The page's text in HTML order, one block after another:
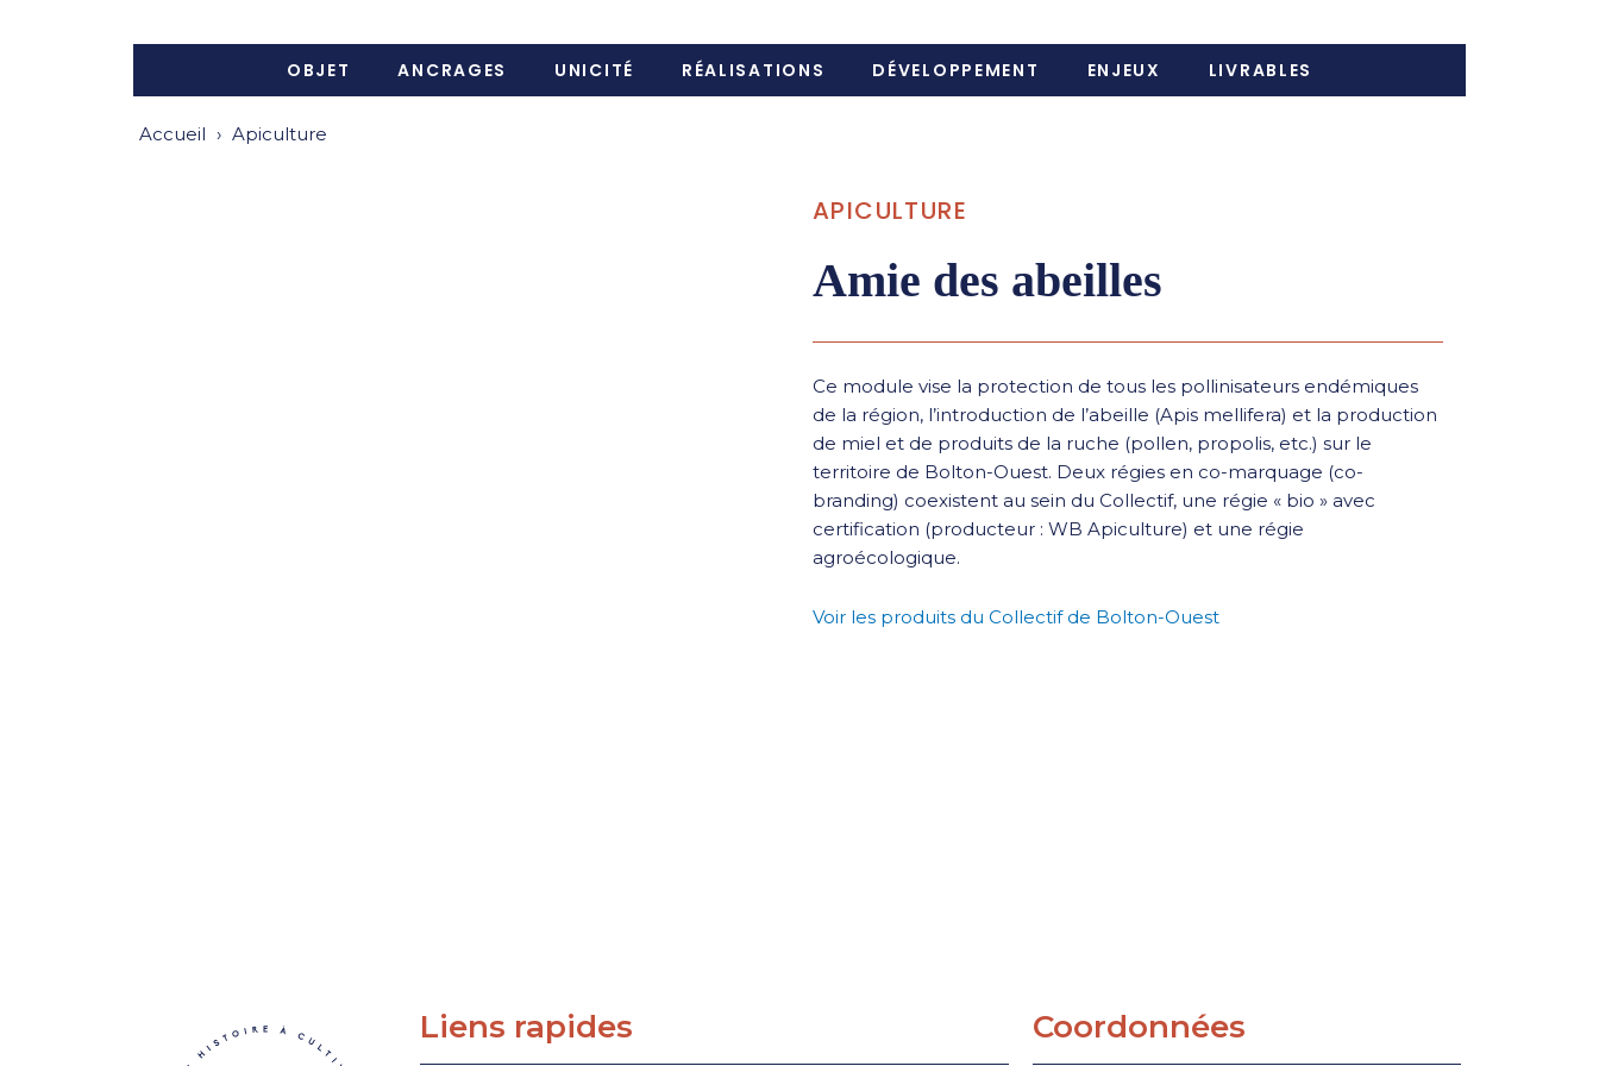
OBJET ANCRAGES UNICITÉ RÉALISATIONS DÉVELOPPEMENT ENJEUX LIVRABLES
Accueil › Apiculture
APICULTURE
Amie des abeilles
Ce module vise la protection de tous les pollinisateurs endémiques
de la région, l’introduction de l’abeille (Apis mellifera) et la production
de miel et de produits de la ruche (pollen, propolis, etc.) sur le
territoire de Bolton-Ouest. Deux régies en co-marquage (co-
branding) coexistent au sein du Collectif, une régie « bio » avec
certification (producteur : WB Apiculture) et une régie
agroécologique.
Voir les produits du Collectif de Bolton-Ouest
Liens rapides Coordonnées